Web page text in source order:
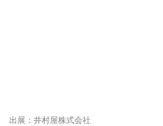
出展： 井村屋株式会社